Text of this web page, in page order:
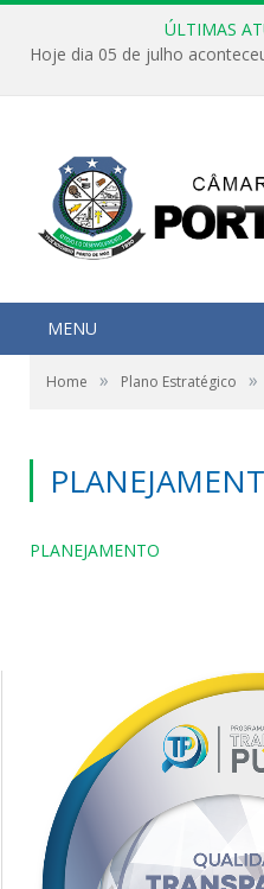
ÚLTIMAS
MENU
Home » Plano Estratégico »
PLANEJAMENTO